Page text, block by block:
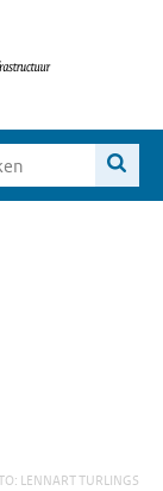
LENNART TURLINGS